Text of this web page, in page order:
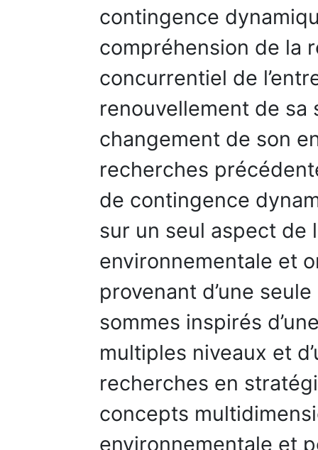
contingence
compréhension de la
concurrentiel de
renouvellement de
changement de son
recherches
de contingence
sur un seul aspect de
environnementale et
provenant d’une
sommes inspirés
multiples niveaux et
recherches en
concepts
environnementale et